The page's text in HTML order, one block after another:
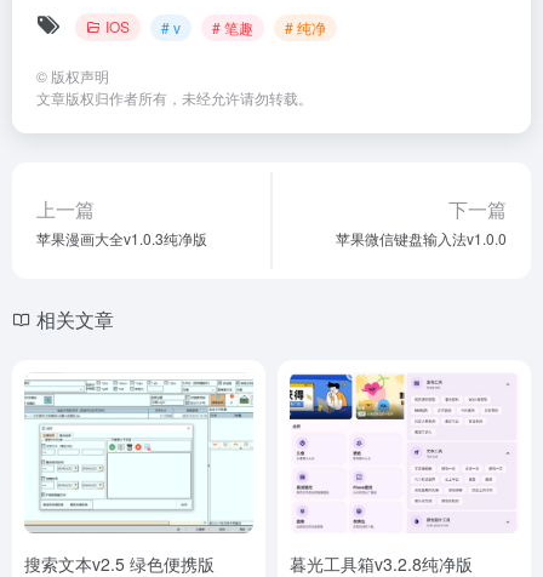
IOS # v # 笔趣 # 纯净
© 版权声明
文章版权归作者所有，未经允许请勿转载。
上一篇
苹果漫画大全v1.0.3纯净版
下一篇
苹果微信键盘输入法v1.0.0
相关文章
搜索文本v2.5 绿色便携版 暮光工具箱v3.2.8纯净版